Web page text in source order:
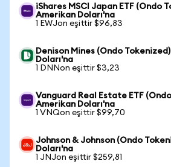
iShares MSCI Japan ETF (Ondo
Amerikan Doları'na
1 EWJon eşittir $96,83
Denison Mines (Ondo
Doları'na
1 DNNon eşittir $3,23
Vanguard Real Estate ETF
Amerikan Doları'na
1 VNQon eşittir $99,70
Johnson & Johnson (Ondo
Doları'na
1 JNJon eşittir $259,81